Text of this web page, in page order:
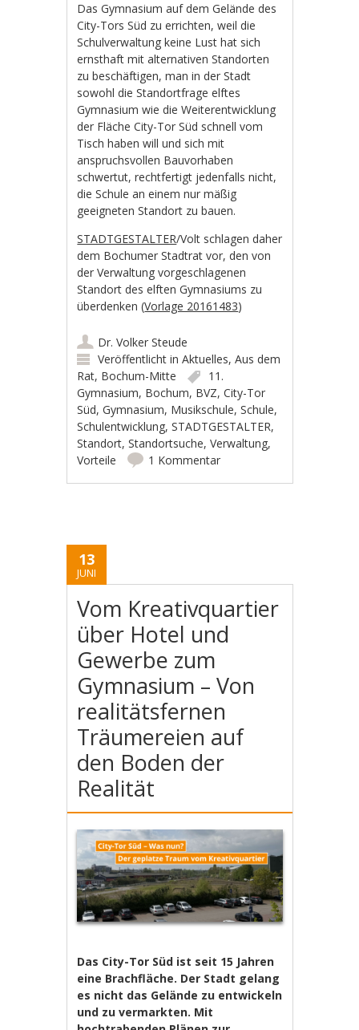
Das Gymnasium auf dem Gelände des
City-Tors Süd zu errichten, weil die
Schulverwaltung keine Lust hat sich
ernsthaft mit alternativen Standorten
zu beschäftigen, man in der Stadt
sowohl die Standortfrage elftes
Gymnasium wie die Weiterentwicklung
der Fläche City-Tor Süd schnell vom
Tisch haben will und sich mit
anspruchsvollen Bauvorhaben
schwertut, rechtfertigt jedenfalls nicht,
die Schule an einem nur mäßig
geeigneten Standort zu bauen.
STADTGESTALTER/Volt schlagen daher
dem Bochumer Stadtrat vor, den von
der Verwaltung vorgeschlagenen
Standort des elften Gymnasiums zu
überdenken (Vorlage 20161483)
Dr. Volker Steude
Veröffentlicht inAktuelles,Aus dem
Rat, Bochum-Mitte
11.
Gymnasium, Bochum, BVZ,City-Tor
Süd,Gymnasium, Musikschule,Schule,
Schulentwicklung,STADTGESTALTER,
Standort,Standortsuche,Verwaltung,
Vorteile
1 Kommentar
13
JUNI
Vom Kreativquartier
über Hotel und
Gewerbe zum
Gymnasium – Von
realitätsfernen
Träumereien auf
den Boden der
Realität
Das City-Tor Süd ist seit 15 Jahren
eine Brachfläche. Der Stadt gelang
es nicht das Gelände zu entwickeln
und zu vermarkten. Mit